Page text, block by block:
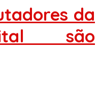
da
são